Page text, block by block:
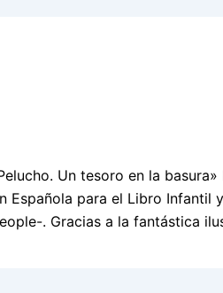
Un tesoro en la
Española para el Libro Infantil
. Gracias a la fantástica